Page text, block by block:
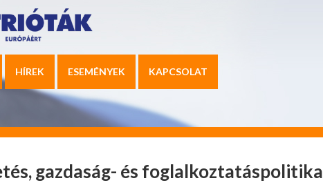
HÍREK ESEMÉNYEK KAPCSOLAT
gazdaság- és foglalkoztatáspolitika